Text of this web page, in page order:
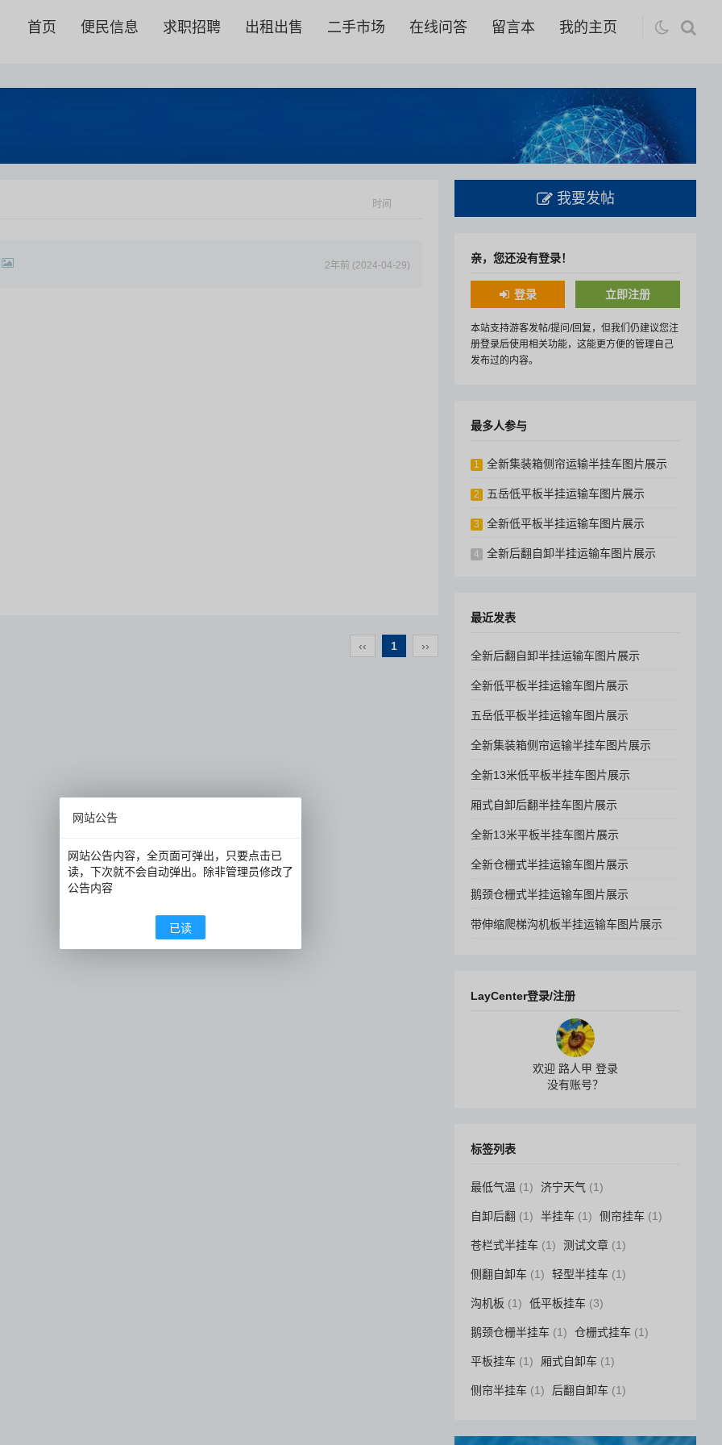
首页 便民信息 求职招聘 出租出售 二手市场 在线问答 留言本 我的主页
时间
2年前 (2024-04-29)
‹‹ 1 ››
我要发帖
亲，您还没有登录！
登录 立即注册
本站支持游客发帖/提问/回复，但我们仍建议您注
册登录后使用相关功能，这能更方便的管理自己
发布过的内容。
最多人参与
1 全新集装箱侧帘运输半挂车图片展示
2 五岳低平板半挂运输车图片展示
3 全新低平板半挂运输车图片展示
4 全新后翻自卸半挂运输车图片展示
最近发表
全新后翻自卸半挂运输车图片展示
全新低平板半挂运输车图片展示
五岳低平板半挂运输车图片展示
全新集装箱侧帘运输半挂车图片展示
全新13米低平板半挂车图片展示
厢式自卸后翻半挂车图片展示
全新13米平板半挂车图片展示
全新仓栅式半挂运输车图片展示
鹅颈仓栅式半挂运输车图片展示
带伸缩爬梯沟机板半挂运输车图片展示
LayCenter登录/注册
欢迎 路人甲 登录
没有账号？
标签列表
最低气温 (1) 济宁天气 (1)
自卸后翻 (1) 半挂车 (1) 侧帘挂车 (1)
苍栏式半挂车 (1) 测试文章 (1)
侧翻自卸车 (1) 轻型半挂车 (1)
沟机板 (1) 低平板挂车 (3)
鹅颈仓栅半挂车 (1) 仓栅式挂车 (1)
平板挂车 (1) 厢式自卸车 (1)
侧帘半挂车 (1) 后翻自卸车 (1)
网站公告
网站公告内容，全页面可弹出，只要点击已
读，下次就不会自动弹出。除非管理员修改了
公告内容
已读